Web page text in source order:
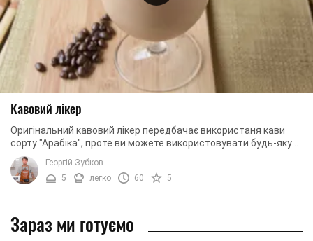
Кавовий лікер
Оригінальний кавовий лікер передбачає використаня кави
сорту "Арабіка", проте ви можете використовувати будь-яку
мелену або розчинну каву. Також для ...
Георгій Зубков
5
легко 60 5
Зараз ми готуємо